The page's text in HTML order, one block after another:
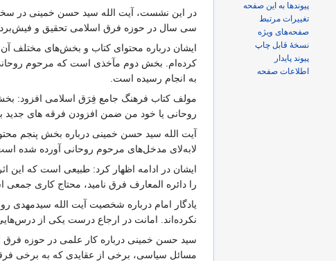
در این نشست، آیت الله سید حسن خمینی در
سی سال در حوزه فرق اسلامی تحقیق و
ایشان درباره‌ محتوای کتاب و بخش‌های مختلف
کرده‌ام. بخش دوم مآخذی است که مرحوم روحانی
به انجام رسیده است.
مولف کتاب فرهنگ جامع فِرَق اسلامی افزود:
روحانی یا خود من ضمن افزودن فرقه های جدید با
آیت الله سید حسن خمینی درباره بخش پنجم
لابه‌لای مدخل‌های مرحوم روحانی آورده شده
ایشان در ادامه اظهار کرد: طبیعی است که
را دائره المعارف فرق نامید، محتاج کاری جمعی
یادگار امام درباره شخصیت آیت ‌الله سیدمهدی
نکرده‌اند. امانت در ارجاع درست یکی از
سید حسن خمینی درباره کار علمی در حوزه فرق
مسائل سیاسی، برخی از عقایدی که به برخی
پیوندها به این صفحه
تغییرات مرتبط
صفحه‌های ویژه
نسخهٔ قابل چاپ
پیوند پایدار
اطلاعات صفحه